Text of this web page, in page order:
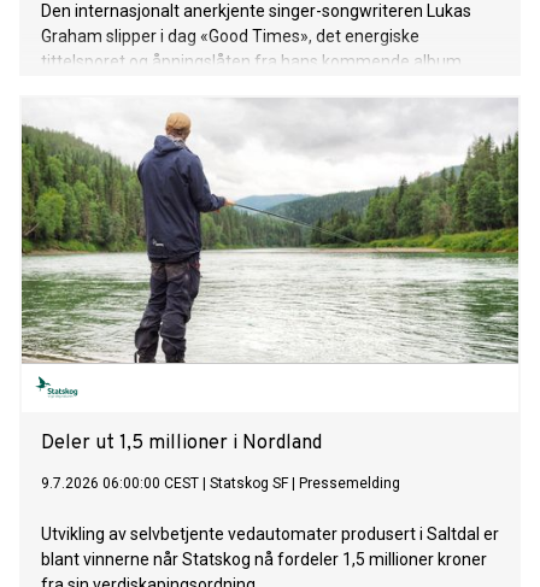
Den internasjonalt anerkjente singer-songwriteren Lukas
Graham slipper i dag «Good Times», det energiske
tittelsporet og åpningslåten fra hans kommende album
Deler ut 1,5 millioner i Nordland
9.7.2026 06:00:00 CEST Statskog SF| Pressemelding
Utvikling av selvbetjente vedautomater produsert i Saltdal er
blant vinnerne når Statskog nå fordeler 1,5 millioner kroner